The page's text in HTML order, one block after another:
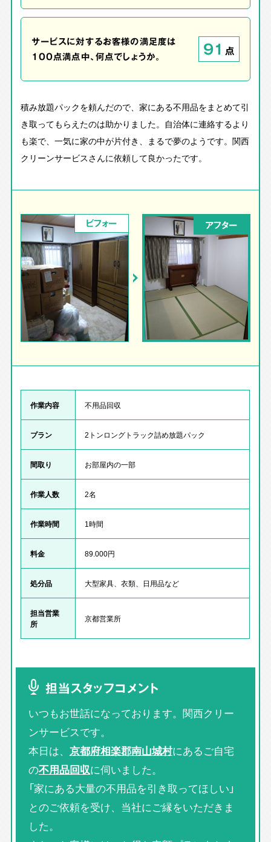
サービスに対するお客様の満足度は
100点満点中、何点でしょうか。
91 点
積み放題パックを頼んだので、家にある不用品をまとめて引
き取ってもらえたのは助かりました。自治体に連絡するより
も楽で、一気に家の中が片付き、まるで夢のようです。関西
クリーンサービスさんに依頼して良かったです。
ビフォー アフター
作業内容 不用品回収
プラン 2トンロングトラック詰め放題パック
間取り お部屋内の一部
作業人数 2名
作業時間 1時間
料金 89.000円
処分品 大型家具、衣類、日用品など
担当営業
所
京都営業所
担当スタッフコメント
いつもお世話になっております。関西クリー
ンサービスです。
本日は、 京都府相楽郡南山城村にあるご自宅
の不用品回収に伺いました。
「家にある大量の不用品を引き取ってほしい」
とのご依頼を受け、当社にご縁をいただきま
した。